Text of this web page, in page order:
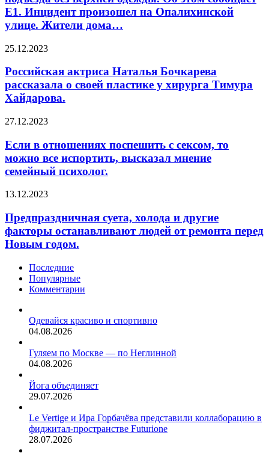
особым
великолепием
и
попали
в
больницу
после
того,
их
обнаружили
около
подъезда
верхней
Об
сообщает
Е1.
произошел
Опалихинской
улице.
Жители
дома…
Е1. Инцидент произошел на Опалихинской
улице. Жители дома…
Российская
Наталья
рассказала
о
пластике
хирурга
Тимура
Хайдарова.
25.12.2023
Российская актриса Наталья Бочкарева
рассказала о своей пластике у хирурга Тимура
Хайдарова.
Если
отношениях
поспешить
с
сексом,
можно
испортить,
высказал
мнение
семейный
27.12.2023
Если в отношениях поспешить с сексом, то
можно все испортить, высказал мнение
семейный психолог.
Предпраздничная
холода
и
другие
факторы
людей
ремонта
Новым
годом.
13.12.2023
Предпраздничная суета, холода и другие
факторы останавливают людей от ремонта перед
Новым годом.
Последние
Популярные
Комментарии
Одевайся красиво и спортивно
04.08.2026
Гуляем по Москве — по Неглинной
04.08.2026
Йога объединяет
29.07.2026
Le Vertige и Ира Горбачёва представили коллаборацию в
фиджитал-пространстве Futurione
28.07.2026